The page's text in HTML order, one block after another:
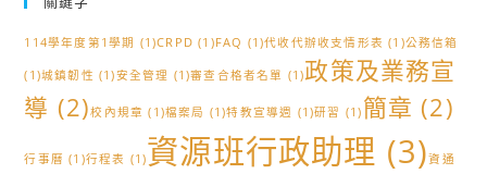
114學年度第1學期 (1)CRPD (1)FAQ (1)代收代辦收支情形表 (1)公務信箱
(1)城鎮韌性 (1)安全管理 (1)審查合格者名單 (1)政策及業務宣
導 (2)校內規章 (1)檔案局 (1)特教宣導週 (1)研習 (1) 簡章 (2)
行事曆 (1)行程表 (1)資源班行政助理 (3)資通